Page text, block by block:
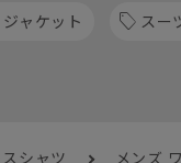
ジャケット スー
シャツ メンズ